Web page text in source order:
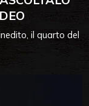
il quarto del